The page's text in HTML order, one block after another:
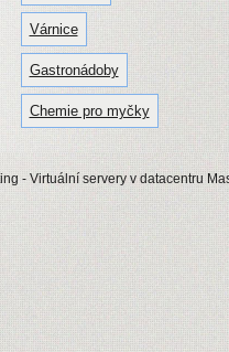
Várnice
Gastronádoby
Chemie pro myčky
- Virtuální servery v datacentru